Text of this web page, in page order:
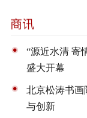
“源近水清 寄
盛大开幕
北京松涛书画
与创新